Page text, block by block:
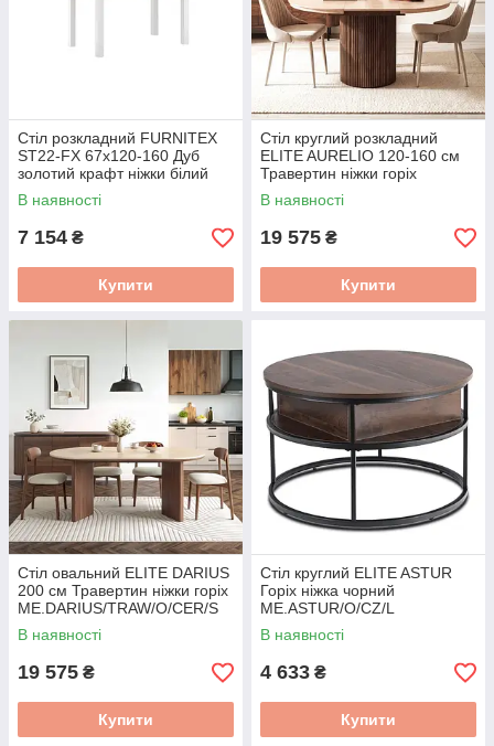
Стіл розкладний FURNITEX
ST22-FX 67x120-160 Дуб
золотий крафт ніжки білий
В наявності
7 154 ₴
Купити
Стіл круглий розкладний
ELITE AURELIO 120-160 см
Травертин ніжки горіх
ME.AURELIO/TRAW/O/S
В наявності
19 575 ₴
Купити
Стіл овальний ELITE DARIUS
200 см Травертин ніжки горіх
ME.DARIUS/TRAW/O/CER/S
В наявності
19 575 ₴
Купити
Стіл круглий ELITE ASTUR
Горіх ніжка чорний
ME.ASTUR/O/CZ/L
В наявності
4 633 ₴
Купити